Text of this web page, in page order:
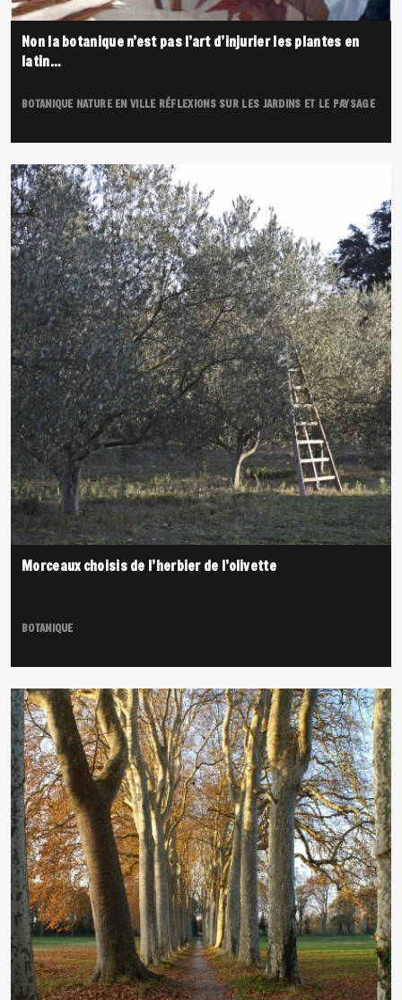
Non la botanique n’est pas l’art d’injurier les plantes en
latin…
BOTANIQUE NATURE EN VILLE RÉFLEXIONS SUR LES JARDINS ET LE PAYSAGE
Morceaux choisis de l’herbier de l’olivette
BOTANIQUE